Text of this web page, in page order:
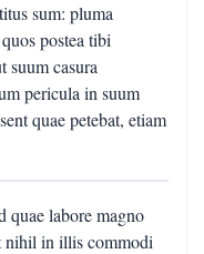
sum: pluma
postea tibi
suum casura
pericula in suum
quae petebat, etiam
quae labore magno
nihil in illis commodi